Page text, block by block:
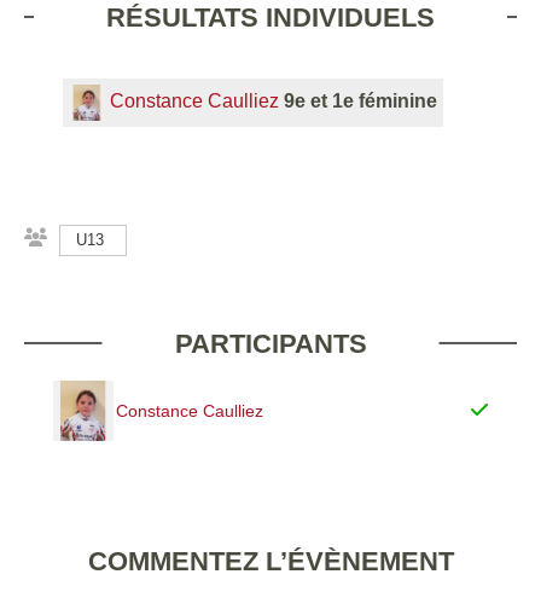
RÉSULTATS INDIVIDUELS
Constance Caulliez 9e et 1e féminine
U13
PARTICIPANTS
Constance Caulliez
COMMENTEZ L’ÉVÈNEMENT